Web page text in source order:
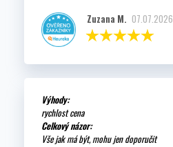
Zuzana M. 07.07.2026
Výhody:
rychlost cena
Celkový názor:
Vše jak má být, mohu jen doporučit